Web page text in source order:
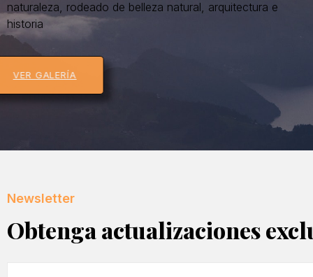
naturaleza, rodeado de belleza natural, arquitectura e
historia
VER GALERÍA
Newsletter
Obtenga actualizaciones